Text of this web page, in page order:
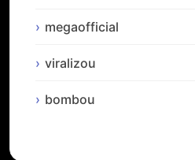
megaofficial
viralizou
bombou